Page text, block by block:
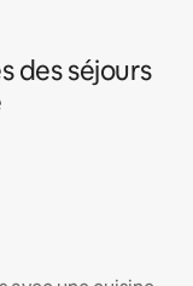
des séjours